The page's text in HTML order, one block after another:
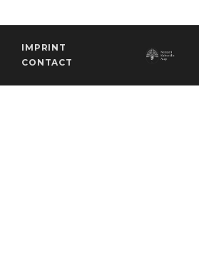
IMPRINT
CONTACT